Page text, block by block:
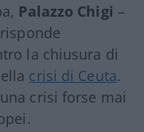
Palazzo Chigi –
la chiusura di
crisi di Ceuta.
crisi forse mai